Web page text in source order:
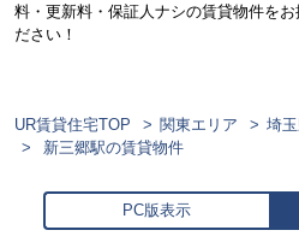
料・更新料・保証人ナシの賃貸物件を
ださい！
UR賃貸住宅TOP 関東エリア 埼
新三郷駅の賃貸物件
PC版表示